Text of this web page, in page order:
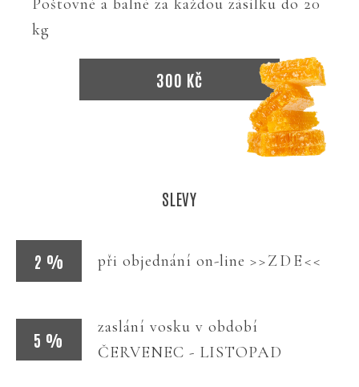
Poštovné a balné za každou zásilku do 20
kg
300 Kč
SLEVY
2 % při objednání on-line >>ZDE<<
5 %
zaslání vosku v období
ČERVENEC - LISTOPAD